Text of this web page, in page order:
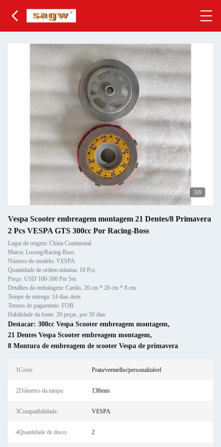
3/6
Vespa Scooter embreagem montagem 21 Dentes/8 Primavera
2 Pcs VESPA GTS 300cc Por Racing-Boss
Lugar de origem: China Continental
Marca: Loceng/Racing-Boss
Número do modelo: VESPA
Quantidade de ordem mínima: 10 Pcs
Preço: USD 100-300 Per Set
Detalhes da embalagem: Cartão, 20 cm * 20 cm * 8 cm
Tempo de entrega: 14 dias úteis
Termos de pagamento: FOB
Habilidade da fonte: 20 peças, por 50 dias
Destacar: 300cc Vespa Scooter embreagem montagem,
21 Dentes Vespa Scooter embreagem montagem,
8 Montura de embreagem de scooter Vespa de primavera
1Cores: Prata/vermelho/personalizável
2Diâmetro da tampa: 138mm
3Compatibilidade: VESPA
4Quantidade de disco: 2